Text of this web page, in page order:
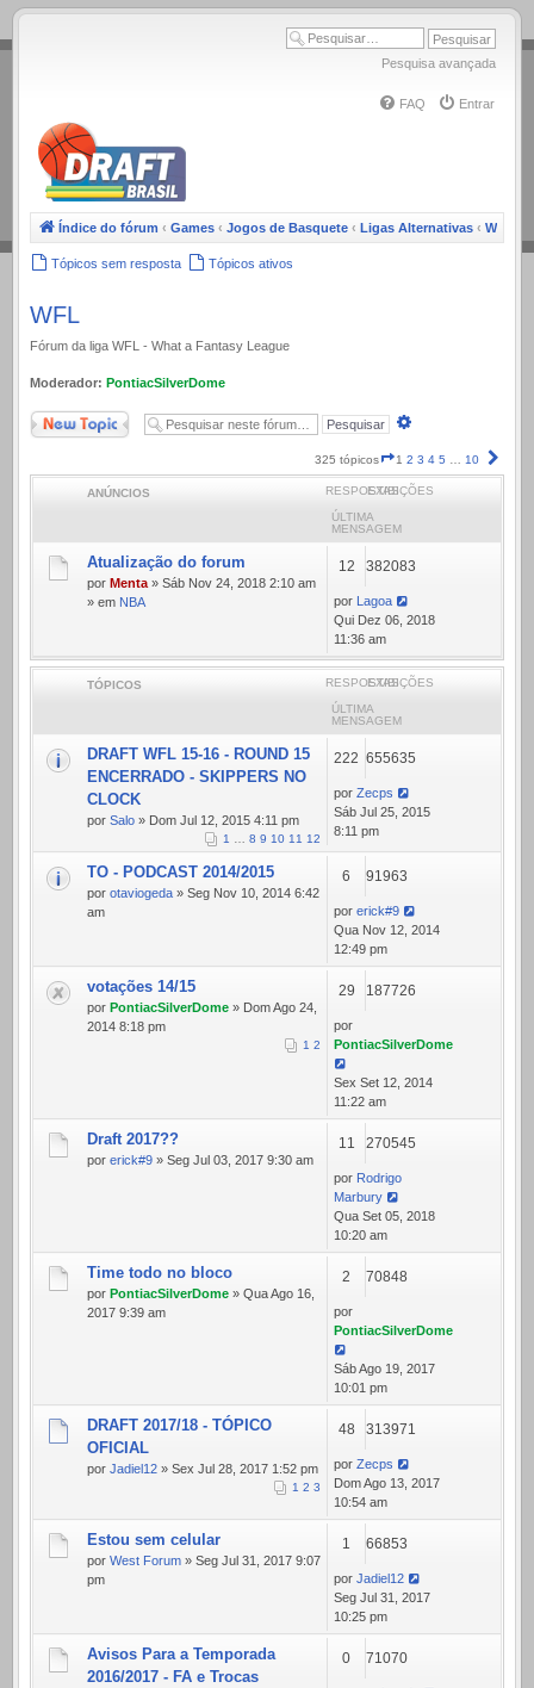
.
Pesquisa avançada
FAQ Entrar
Índice do fórum ‹ Games ‹ Jogos de Basquete ‹ Ligas Alternativas ‹ WFL
Tópicos sem resposta Tópicos ativos
WFL
Fórum da liga WFL - What a Fantasy League
Moderador: PontiacSilverDome
Novo Tópico
325 tópicos Página
1
de
1 2 3 4 5 … 10
ANÚNCIOS RESPOSTASEXIBIÇÕES
ÚLTIMA
MENSAGEM
Atualização do forum
por Menta » Sáb Nov 24, 2018 2:10 am
» em NBA
12 382083
por
Lagoa
Qui Dez 06, 2018
11:36 am
TÓPICOS RESPOSTASEXIBIÇÕES
ÚLTIMA
MENSAGEM
DRAFT WFL 15-16 - ROUND 15
ENCERRADO - SKIPPERS NO
CLOCK
por Salo » Dom Jul 12, 2015 4:11 pm
1 … 8 9 10 11 12
222 655635
por Zecps
Sáb Jul 25, 2015
8:11 pm
TO - PODCAST 2014/2015
por otaviogeda » Seg Nov 10, 2014 6:42
am
6 91963
por erick#9
Qua Nov 12, 2014
12:49 pm
votações 14/15
por PontiacSilverDome » Dom Ago 24,
2014 8:18 pm
1 2
29 187726
por
PontiacSilverDome
Sex Set 12, 2014
11:22 am
Draft 2017??
por erick#9 » Seg Jul 03, 2017 9:30 am
11 270545
por Rodrigo
Marbury
Qua Set 05, 2018
10:20 am
Time todo no bloco
por PontiacSilverDome » Qua Ago 16,
2017 9:39 am
2 70848
por
PontiacSilverDome
Sáb Ago 19, 2017
10:01 pm
DRAFT 2017/18 - TÓPICO
OFICIAL
por Jadiel12 » Sex Jul 28, 2017 1:52 pm
1 2 3
48 313971
por Zecps
Dom Ago 13, 2017
10:54 am
Estou sem celular
por West Forum » Seg Jul 31, 2017 9:07
pm
1 66853
por Jadiel12
Seg Jul 31, 2017
10:25 pm
Avisos Para a Temporada
2016/2017 - FA e Trocas
0 71070